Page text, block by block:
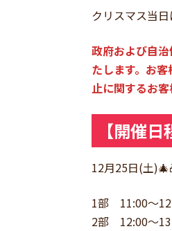
クリスマス当
政府および自
たします。お
止に関するお
【開催日
12月25日(土
1部 11:00〜
2部 12:00〜